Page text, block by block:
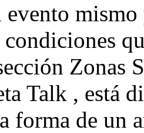
mismo
Zonas
Talk , está
forma de un